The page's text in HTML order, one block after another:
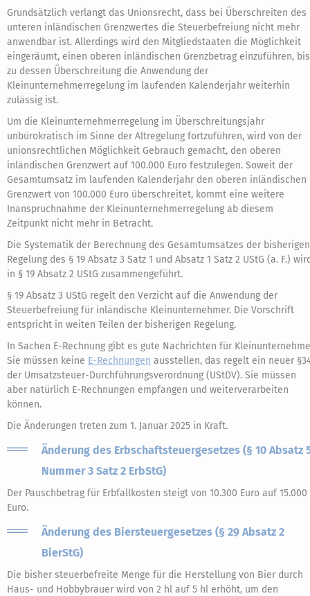
Grundsätzlich verlangt das Unionsrecht, dass bei Überschreiten des
unteren inländischen Grenzwertes die Steuerbefreiung nicht mehr
anwendbar ist. Allerdings wird den Mitgliedstaaten die Möglichkeit
eingeräumt, einen oberen inländischen Grenzbetrag einzuführen, bis
zu dessen Überschreitung die Anwendung der
Kleinunternehmerregelung im laufenden Kalenderjahr weiterhin
zulässig ist.
Um die Kleinunternehmerregelung im Überschreitungsjahr
unbürokratisch im Sinne der Altregelung fortzuführen, wird von der
unionsrechtlichen Möglichkeit Gebrauch gemacht, den oberen
inländischen Grenzwert auf 100.000 Euro festzulegen. Soweit der
Gesamtumsatz im laufenden Kalenderjahr den oberen inländischen
Grenzwert von 100.000 Euro überschreitet, kommt eine weitere
Inanspruchnahme der Kleinunternehmerregelung ab diesem
Zeitpunkt nicht mehr in Betracht.
Die Systematik der Berechnung des Gesamtumsatzes der bisherigen
Regelung des § 19 Absatz 3 Satz 1 und Absatz 1 Satz 2 UStG (a. F.)
in § 19 Absatz 2 UStG zusammengeführt.
§ 19 Absatz 3 UStG regelt den Verzicht auf die Anwendung der
Steuerbefreiung für inländische Kleinunternehmer. Die Vorschrift
entspricht in weiten Teilen der bisherigen Regelung.
In Sachen E-Rechnung gibt es gute Nachrichten für
Sie müssen keine E-Rechnungen ausstellen, das regelt ein neuer
der Umsatzsteuer-Durchführungsverordnung (UStDV). Sie müssen
aber natürlich E-Rechnungen empfangen und weiterverarbeiten
können.
Die Änderungen treten zum 1. Januar 2025 in Kraft.
Änderung des Erbschaftsteuergesetzes (§ 10 Absatz
Nummer 3 Satz 2 ErbStG)
Der Pauschbetrag für Erbfallkosten steigt von 10.300 Euro auf 15.000
Euro.
Änderung des Biersteuergesetzes (§ 29 Absatz 2
BierStG)
Die bisher steuerbefreite Menge für die Herstellung von Bier durch
Haus- und Hobbybrauer wird von 2 hl auf 5 hl erhöht, um den